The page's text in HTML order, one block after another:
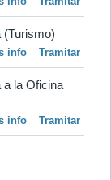
(Turismo)
info Tramitar
a la Oficina
info Tramitar